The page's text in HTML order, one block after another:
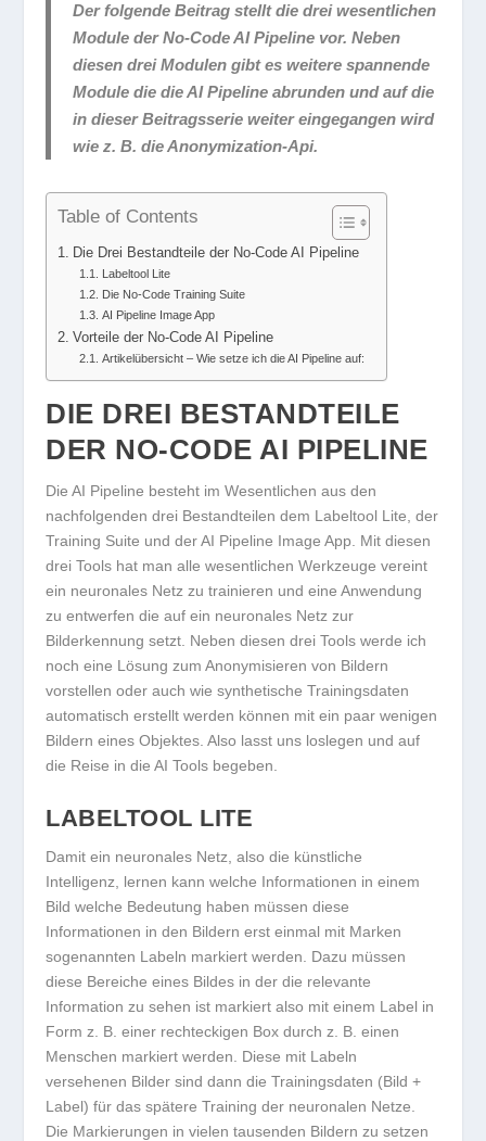
Der folgende Beitrag stellt die drei wesentlichen
Module der No-Code AI Pipeline vor. Neben
diesen drei Modulen gibt es weitere spannende
Module die die AI Pipeline abrunden und auf die
in dieser Beitragsserie weiter eingegangen wird
wie z. B. die Anonymization-Api.
Table of Contents
Die Drei Bestandteile der No-Code AI Pipeline
Labeltool Lite
Die No-Code Training Suite
AI Pipeline Image App
Vorteile der No-Code AI Pipeline
Artikelübersicht – Wie setze ich die AI Pipeline auf:
DIE DREI BESTANDTEILE
DER NO-CODE AI PIPELINE
Die AI Pipeline besteht im Wesentlichen aus den
nachfolgenden drei Bestandteilen dem Labeltool Lite, der
Training Suite und der AI Pipeline Image App. Mit diesen
drei Tools hat man alle wesentlichen Werkzeuge vereint
ein neuronales Netz zu trainieren und eine Anwendung
zu entwerfen die auf ein neuronales Netz zur
Bilderkennung setzt. Neben diesen drei Tools werde ich
noch eine Lösung zum Anonymisieren von Bildern
vorstellen oder auch wie synthetische Trainingsdaten
automatisch erstellt werden können mit ein paar wenigen
Bildern eines Objektes. Also lasst uns loslegen und auf
die Reise in die AI Tools begeben.
LABELTOOL LITE
Damit ein neuronales Netz, also die künstliche
Intelligenz, lernen kann welche Informationen in einem
Bild welche Bedeutung haben müssen diese
Informationen in den Bildern erst einmal mit Marken
sogenannten Labeln markiert werden. Dazu müssen
diese Bereiche eines Bildes in der die relevante
Information zu sehen ist markiert also mit einem Label in
Form z. B. einer rechteckigen Box durch z. B. einen
Menschen markiert werden. Diese mit Labeln
versehenen Bilder sind dann die Trainingsdaten (Bild +
Label) für das spätere Training der neuronalen Netze.
Die Markierungen in vielen tausenden Bildern zu setzen